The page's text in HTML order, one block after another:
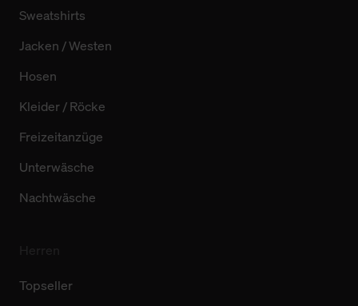
Sweatshirts
Jacken / Westen
Hosen
Kleider / Röcke
Freizeitanzüge
Unterwäsche
Nachtwäsche
Topseller